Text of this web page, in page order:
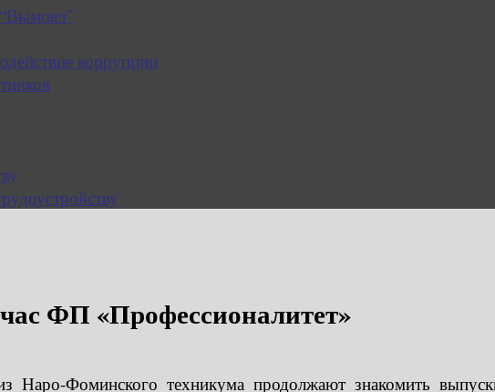
коррупции
ФП «Профессионалитет»
Наро-Фоминского техникума продолжают знакомить